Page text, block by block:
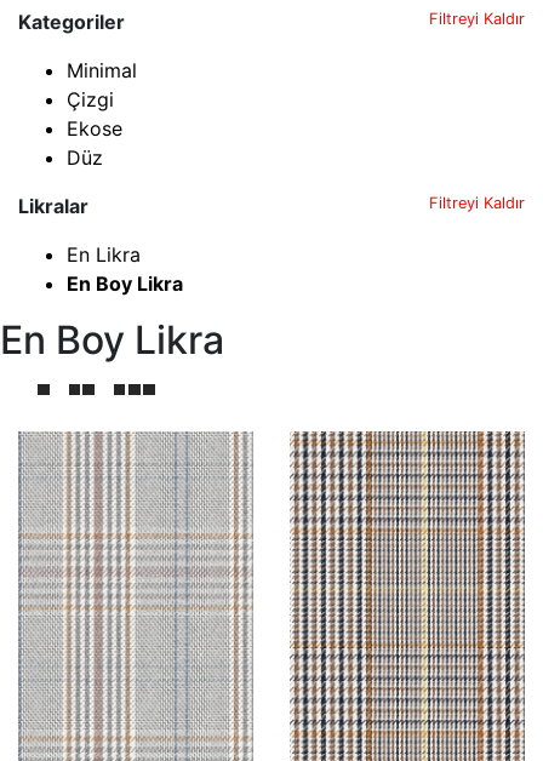
Kategoriler
Filtreyi Kaldır
Minimal
Çizgi
Ekose
Düz
Likralar
Filtreyi Kaldır
En Likra
En Boy Likra
En Boy Likra